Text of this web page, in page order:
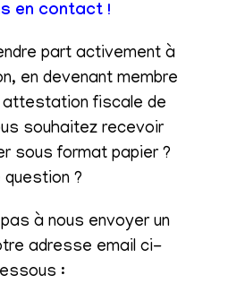
en contact !
part activement à
en devenant membre
attestation fiscale de
souhaitez recevoir
sous format papier ?
question ?
à nous envoyer un
adresse email ci-
: